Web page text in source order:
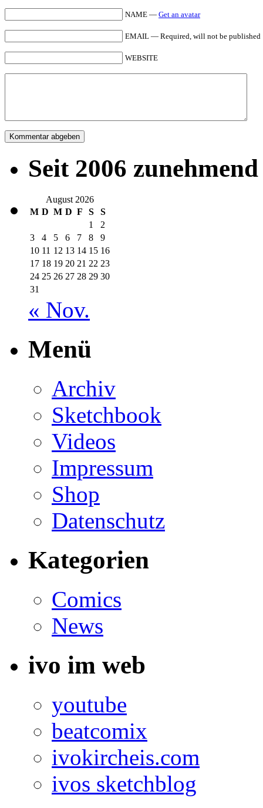
NAME — Get an avatar
EMAIL — Required, will not be published
WEBSITE
Seit 2006
August 2026
M D M D F S
S
1
2
3
4 5 6 7 8
9
10 11 12 13 14 15 16
17 18 19 20 21 22 23
24 25 26 27 28 29 30
31
« Nov.
Menü
Archiv
Sketchbook
Videos
Impressum
Shop
Datenschutz
Kategorien
Comics
News
ivo im web
youtube
beatcomix
ivokircheis.com
ivos sketchblog